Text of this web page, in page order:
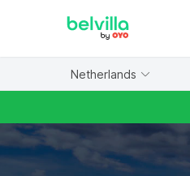
Netherlands